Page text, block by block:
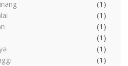
(1)
(1)
(1)
(1)
(1)
(1)